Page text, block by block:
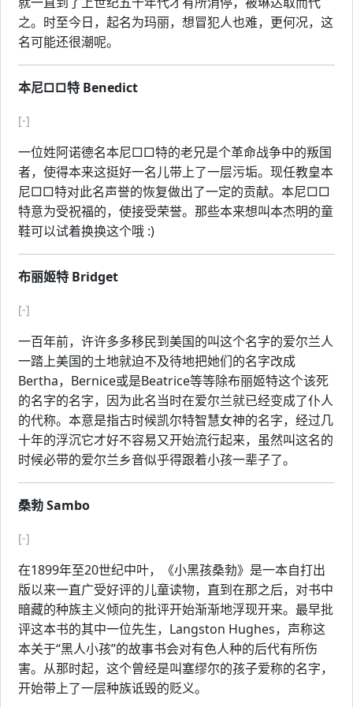
之。时至今日，起名为玛丽，想冒犯人也难，更何况，这
名可能还很潮呢。
本尼□□特 Benedict
[-]
一位姓阿诺德名本尼□□特的老兄是个革命战争中的叛国
者，使得本来这挺好一名儿带上了一层污垢。现任教皇本
尼□□特对此名声誉的恢复做出了一定的贡献。本尼□□
特意为受祝福的，使接受荣誉。那些本来想叫本杰明的童
鞋可以试着换换这个哦 :)
布丽姬特 Bridget
[-]
一百年前，许许多多移民到美国的叫这个名字的爱尔兰人
一踏上美国的土地就迫不及待地把她们的名字改成
Bertha，Bernice或是Beatrice等等除布丽姬特这个该死
的名字的名字，因为此名当时在爱尔兰就已经变成了仆人
的代称。本意是指古时候凯尔特智慧女神的名字，经过几
十年的浮沉它才好不容易又开始流行起来，虽然叫这名的
时候必带的爱尔兰乡音似乎得跟着小孩一辈子了。
桑勃 Sambo
[-]
在1899年至20世纪中叶，《小黑孩桑勃》是一本自打出
版以来一直广受好评的儿童读物，直到在那之后，对书中
暗藏的种族主义倾向的批评开始渐渐地浮现开来。最早批
评这本书的其中一位先生，Langston Hughes，声称这
本关于“黑人小孩”的故事书会对有色人种的后代有所伤
害。从那时起，这个曾经是叫塞缪尔的孩子爱称的名字，
开始带上了一层种族诋毁的贬义。